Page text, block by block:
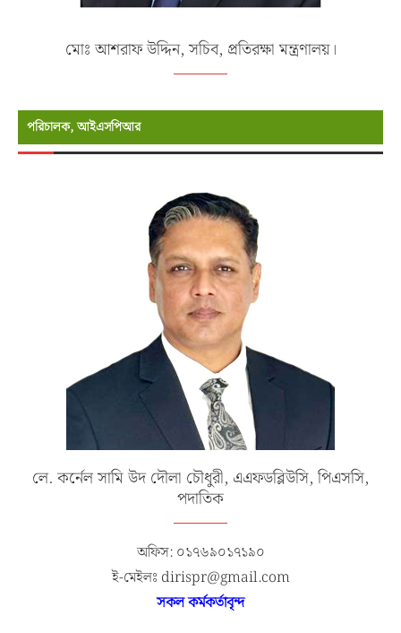
মোঃ আশরাফ উদ্দিন, সচিব, প্রতিরক্ষা মন্ত্রণালয়।
পরিচালক, আইএসপিআর
লে. কর্নেল সামি উদ দৌলা চৌধুরী, এএফডব্লিউসি, পিএসসি,
পদাতিক
অফিস: ০১৭৬৯০১৭১৯০
ই-মেইলঃ dirispr@gmail.com
সকল কর্মকর্তাবৃন্দ